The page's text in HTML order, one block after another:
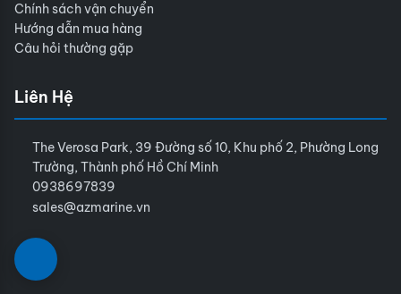
Chính sách vận chuyển
Hướng dẫn mua hàng
Câu hỏi thường gặp
Liên Hệ
The Verosa Park, 39 Đường số 10, Khu phố 2, Phường Long
Trường, Thành phố Hồ Chí Minh
0938697839
sales@azmarine.vn